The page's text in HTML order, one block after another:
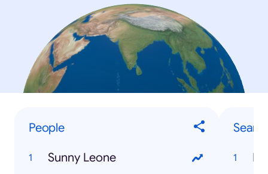
People
Sunny Leone